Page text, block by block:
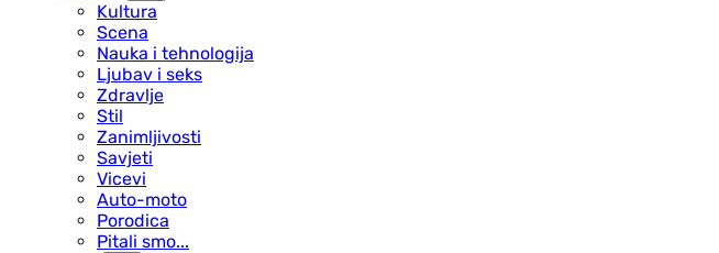
Kultura
Scena
Nauka i tehnologija
Ljubav i seks
Zdravlje
Stil
Zanimljivosti
Savjeti
Vicevi
Auto-moto
Porodica
Pitali smo...